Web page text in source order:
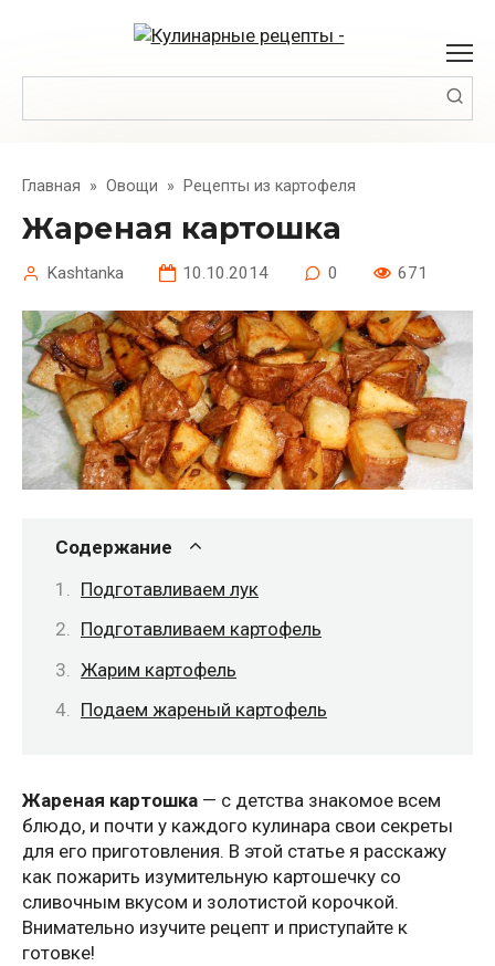
Главная » Овощи » Рецепты из картофеля
Жареная картошка
Kashtanka 10.10.2014 0 671
Содержание
Подготавливаем лук
Подготавливаем картофель
Жарим картофель
Подаем жареный картофель
Жареная картошка — с детства знакомое всем
блюдо, и почти у каждого кулинара свои секреты
для его приготовления. В этой статье я расскажу
как пожарить изумительную картошечку со
сливочным вкусом и золотистой корочкой.
Внимательно изучите рецепт и приступайте к
готовке!